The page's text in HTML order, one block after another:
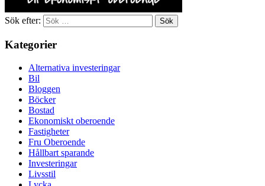
Sök efter:
Kategorier
Alternativa investeringar
Bil
Bloggen
Böcker
Bostad
Ekonomiskt oberoende
Fastigheter
Fru Oberoende
Hållbart sparande
Investeringar
Livsstil